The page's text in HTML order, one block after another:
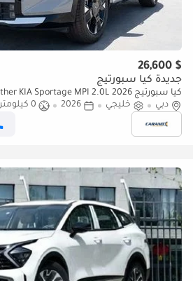
$ 26,600
جديدة كيا سبورتيج
كيا سبورتيج Other KIA Sportage MPI 2.0L 2026
دبي
خليجي 2026
0 كيلومتر